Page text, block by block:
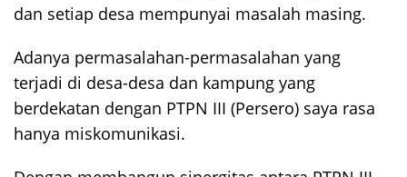
dan setiap desa mempunyai masalah masing.
Adanya permasalahan-permasalahan yang
terjadi di desa-desa dan kampung yang
berdekatan dengan PTPN III (Persero) saya rasa
hanya miskomunikasi.